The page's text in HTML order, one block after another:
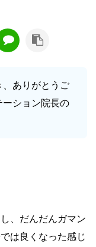
ありがとうご
ション院長の
、だんだんガマン
は良くなった感じ